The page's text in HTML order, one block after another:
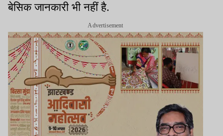
बेसिक जानकारी भी नहीं है.
Advertisement